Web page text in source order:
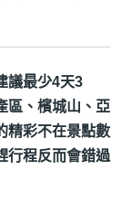
議最少4天3
區、檳城山、亞
精彩不在景點數
程反而會錯過